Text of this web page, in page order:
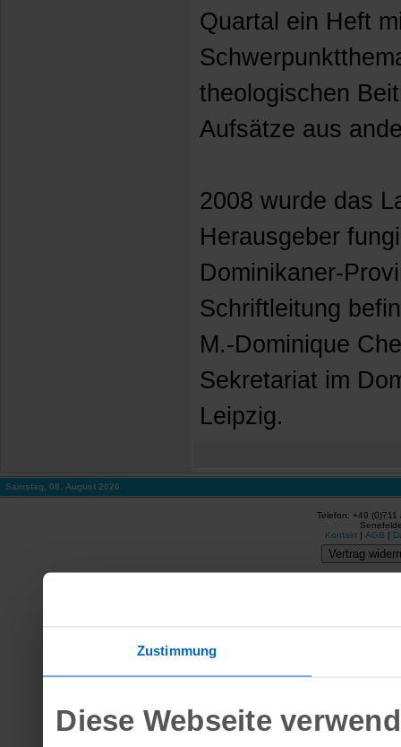
Zustimmung
Diese Webseite
Quartal ein Heft
theologischen
Aufsätze aus
2008 wurde das
Herausgeber
Dominikaner-
Schriftleitung
M.-Dominique
Sekretariat im
Leipzig.
Samstag, 08. August 2026
Telefon: +49
Kontakt | AGB |
Vertrag